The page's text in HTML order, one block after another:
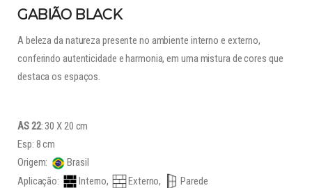
GABIÃO BLACK
A beleza da natureza presente no ambiente interno e externo,
conferindo autenticidade e harmonia, em uma mistura de cores que
destaca os espaços.
AS 22: 30 X 20 cm
Esp: 8 cm
Origem:
Brasil
Aplicação:
Interno, Externo, Parede